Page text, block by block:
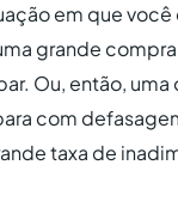
em que você
grande
Ou, então, uma
com
taxa de